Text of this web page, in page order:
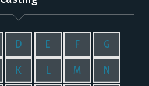
D E F G
K L M N